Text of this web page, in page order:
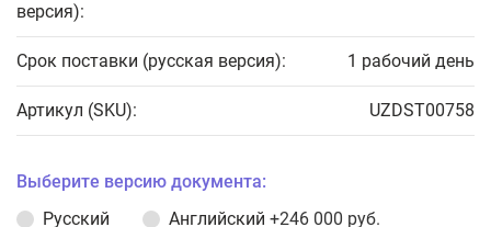
версия):
Срок поставки (русская версия): 1 рабочий день
Артикул (SKU): UZDST00758
Выберите версию документа:
Русский
Английский +246 000 руб.